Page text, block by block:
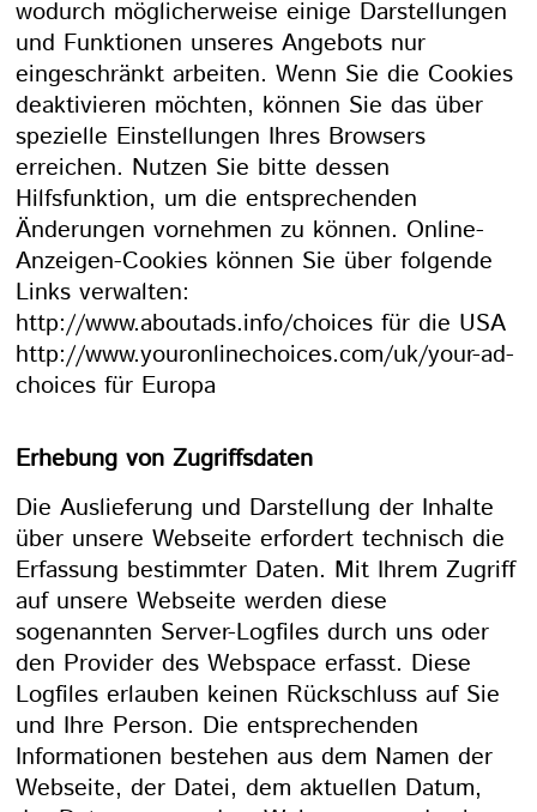
wodurch möglicherweise einige Darstellungen
und Funktionen unseres Angebots nur
eingeschränkt arbeiten. Wenn Sie die Cookies
deaktivieren möchten, können Sie das über
spezielle Einstellungen Ihres Browsers
erreichen. Nutzen Sie bitte dessen
Hilfsfunktion, um die entsprechenden
Änderungen vornehmen zu können. Online-
Anzeigen-Cookies können Sie über folgende
Links verwalten:
http://www.aboutads.info/choices für die USA
http://www.youronlinechoices.com/uk/your-ad-
choices für Europa
Erhebung von Zugriffsdaten
Die Auslieferung und Darstellung der Inhalte
über unsere Webseite erfordert technisch die
Erfassung bestimmter Daten. Mit Ihrem Zugriff
auf unsere Webseite werden diese
sogenannten Server-Logfiles durch uns oder
den Provider des Webspace erfasst. Diese
Logfiles erlauben keinen Rückschluss auf Sie
und Ihre Person. Die entsprechenden
Informationen bestehen aus dem Namen der
Webseite, der Datei, dem aktuellen Datum,